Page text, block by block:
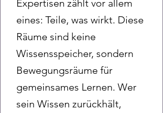
Expertisen zählt vor allem
eines: Teile, was wirkt. Diese
Räume sind keine
Wissensspeicher, sondern
Bewegungsräume für
gemeinsames Lernen. Wer
sein Wissen zurückhält,